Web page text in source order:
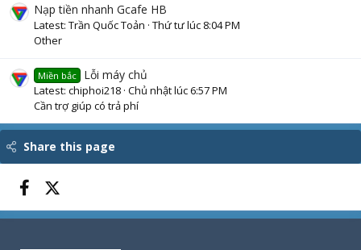
Nạp tiền nhanh Gcafe HB
Latest: Trần Quốc Toản Thứ tư lúc 8:04 PM
Other
Miền bắc Lỗi máy chủ
Latest: chiphoi218 Chủ nhật lúc 6:57 PM
Cần trợ giúp có trả phí
Share this page
Facebook